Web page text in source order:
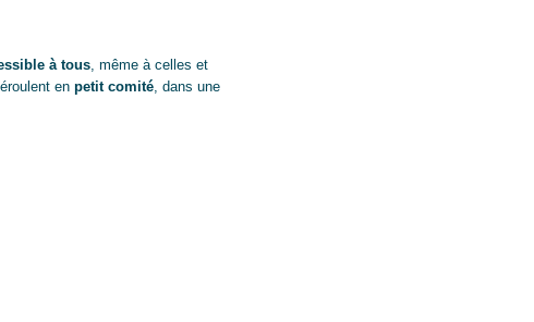
à tous , même à celles et
en petit comité , dans une